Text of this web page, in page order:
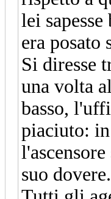
lei
era posato
Si diresse
una volta
basso,
piaciuto:
suo dovere.